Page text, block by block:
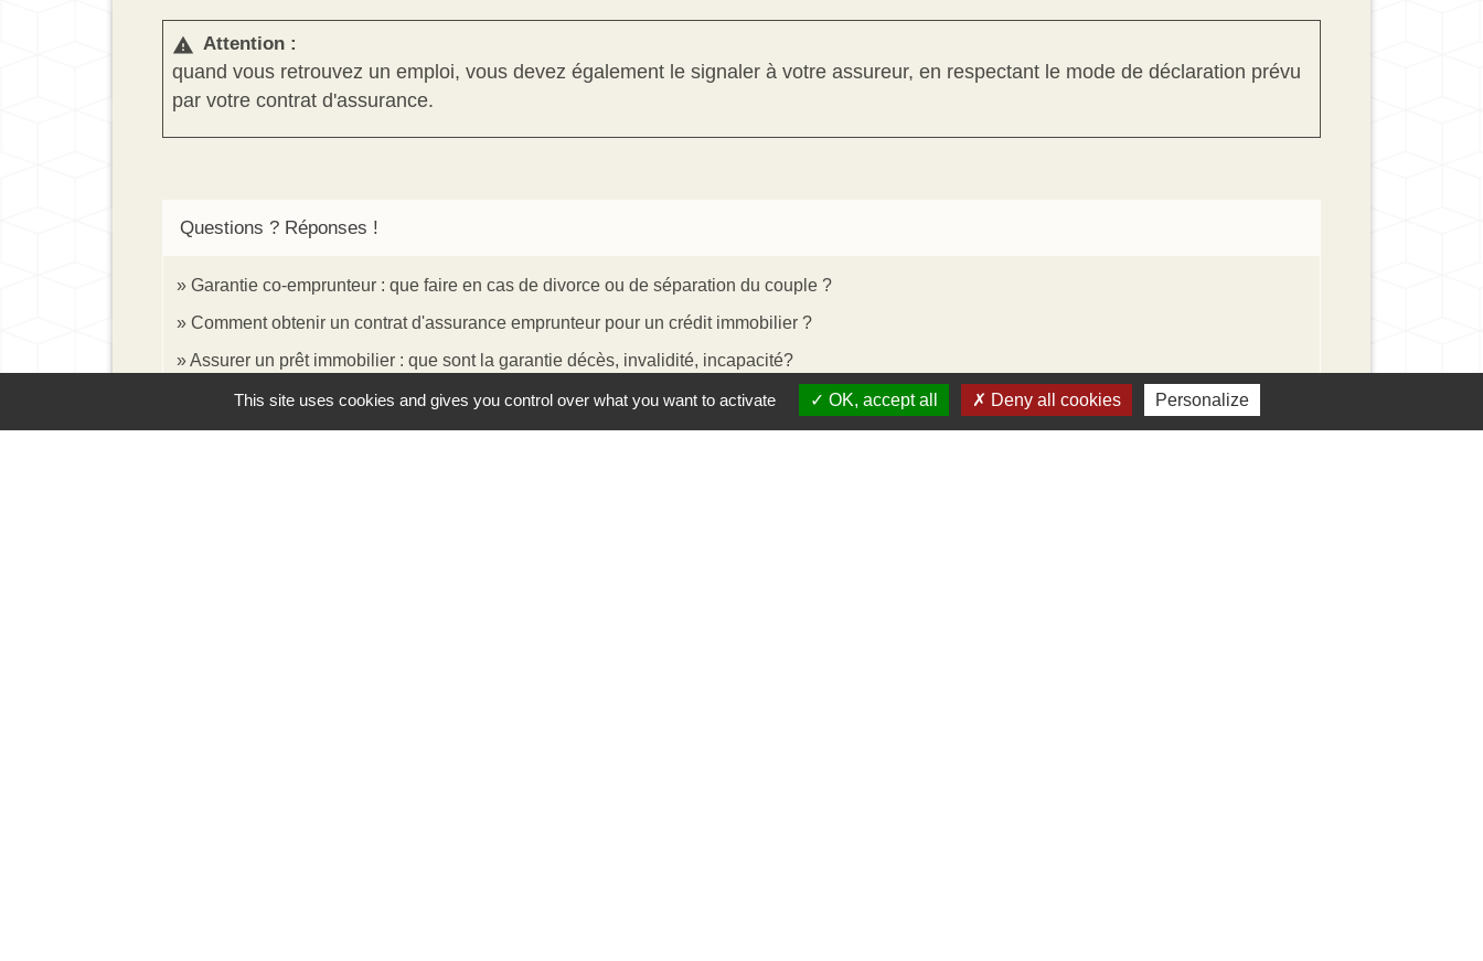
warning Attention :
quand vous retrouvez un emploi, vous devez également le signaler à votre assureur, en respectant le mode de déclaration prévu
par votre contrat d'assurance.
Questions ? Réponses !
Garantie co-emprunteur : que faire en cas de divorce ou de séparation du couple ?
Comment obtenir un contrat d'assurance emprunteur pour un crédit immobilier ?
Assurer un prêt immobilier : que sont la garantie décès, invalidité, incapacité?
Signaler une erreur sur cette page
This site uses cookies and gives you control over what you want to activate OK, accept all Deny all cookies Personalize